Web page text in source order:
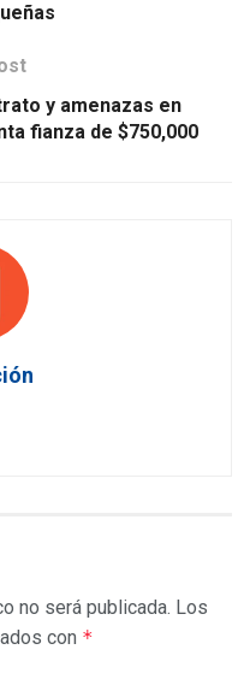
y amenazas en
fianza de $750,000
no será publicada. Los
con *